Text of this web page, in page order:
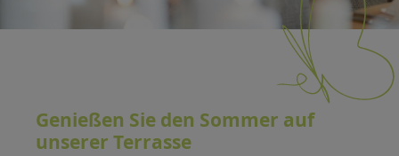
Genießen Sie den Sommer auf
unserer Terrasse